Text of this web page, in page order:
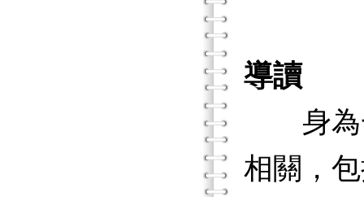
導讀
身為一
相關，